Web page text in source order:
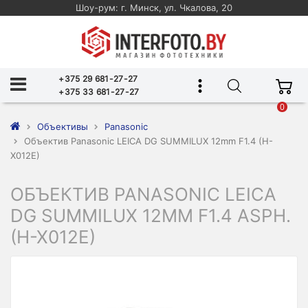
Шоу-рум: г. Минск, ул. Чкалова, 20
+375 29 681-27-27
+375 33 681-27-27
0
Объективы
Panasonic
Объектив Panasonic LEICA DG SUMMILUX 12mm F1.4 (H-
X012E)
ОБЪЕКТИВ PANASONIC LEICA
DG SUMMILUX 12MM F1.4 ASPH.
(H-X012E)